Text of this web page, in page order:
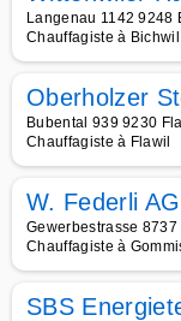
Langenau 1142 9248
Chauffagiste à Bichwil
Oberholzer
Bubental 939 9230
Chauffagiste à Flawil
W. Federli AG
Gewerbestrasse
Chauffagiste à
SBS